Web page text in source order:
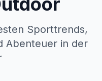
Sporttrends,
Abenteuer in der